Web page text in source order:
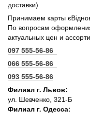
доставки)
Принимаем карты
По вопросам
актуальных цен и
097 555-56-86
066 555-56-86
093 555-56-86
Филиал г. Львов:
ул. Шевченко, 321-Б
Филиал г. Одесса: